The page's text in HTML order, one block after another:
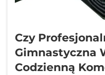
Czy
Gimnastyczna
Codzienną